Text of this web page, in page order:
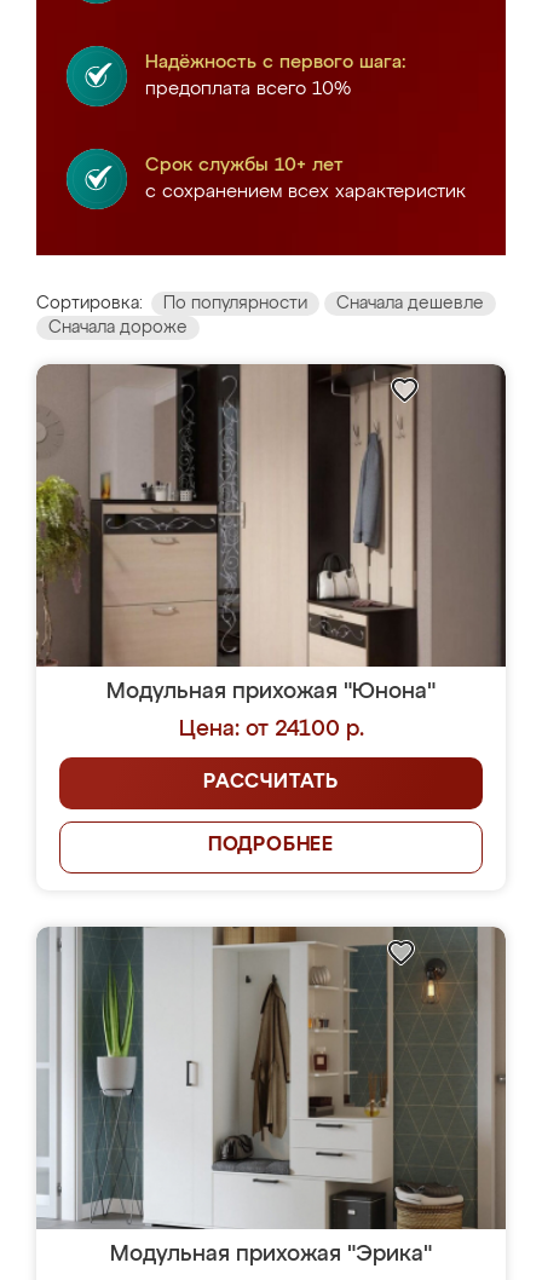
Надёжность с первого шага:
предоплата всего 10%
Срок службы 10+ лет
с сохранением всех характеристик
Сортировка: По популярности
Сначала дешевле
Сначала дороже
Модульная прихожая "Юнона"
Цена: от 24100 р.
РАССЧИТАТЬ
ПОДРОБНЕЕ
Модульная прихожая "Эрика"